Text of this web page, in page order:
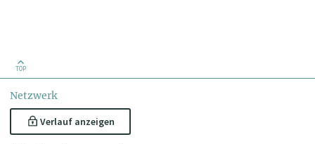
TOP
Netzwerk
Verlauf anzeigen